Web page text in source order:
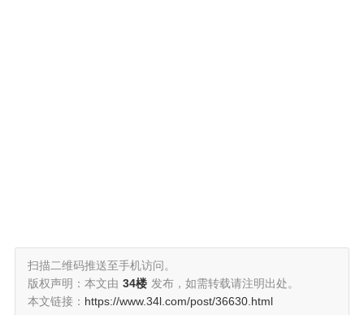
扫描二维码推送至手机访问。
版权声明：本文由 34楼 发布，如需转载请注明出处。
本文链接： https://www.34l.com/post/36630.html